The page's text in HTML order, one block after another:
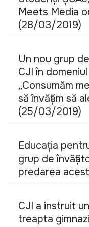
Meets Media
(28/03/2019)
Un nou grup
CJI în
„Consumăm
să învățăm să
(25/03/2019)
Educația
grup de
predarea
CJI a instruit
treapta